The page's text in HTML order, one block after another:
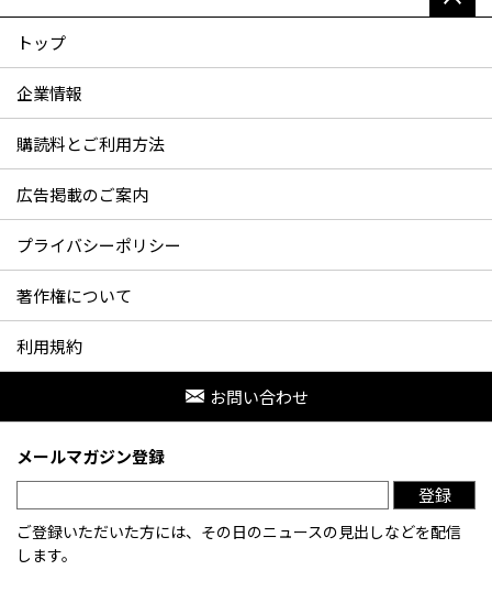
トップ
企業情報
購読料とご利用方法
広告掲載のご案内
プライバシーポリシー
著作権について
利用規約
お問い合わせ
メールマガジン登録
登録
ご登録いただいた方には、その日のニュースの見出しなどを配信
します。